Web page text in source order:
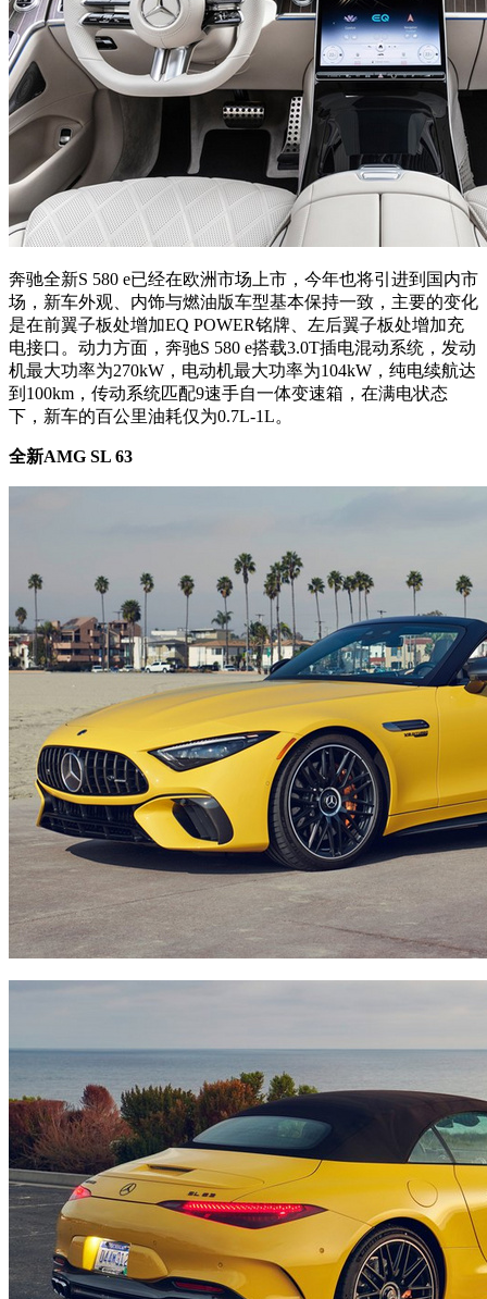
奔驰全新S 580 e已经在欧洲市场上市，今年也将引进到国内市
场，新车外观、内饰与燃油版车型基本保持一致，主要的变化
是在前翼子板处增加EQ POWER铭牌、左后翼子板处增加充
电接口。动力方面，奔驰S 580 e搭载3.0T插电混动系统，发动
机最大功率为270kW，电动机最大功率为104kW，纯电续航达
到100km，传动系统匹配9速手自一体变速箱，在满电状态
下，新车的百公里油耗仅为0.7L-1L。
全新AMG SL 63